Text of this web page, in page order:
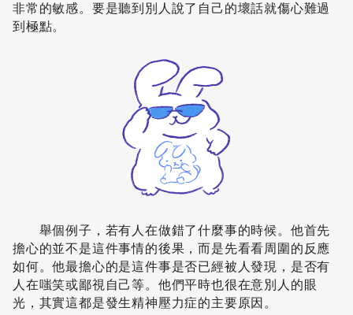
非常的敏感。要是聽到別人說了自己的壞話就傷心難過
到極點。
舉個例子，若有人在做錯了什麼事的時候。他首先
擔心的並不是這件事情的後果，而是先看看周圍的反應
如何。他最擔心的是這件事是否已經被人發現，是否有
人在嗤笑或鄙視自己等。他們平時也很在意別人的眼
光，其實這都是發生精神壓力症的主要原因。